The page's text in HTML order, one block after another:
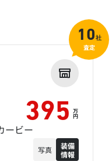
395 万
円
ービー
写真
装備
情報
10社
査定